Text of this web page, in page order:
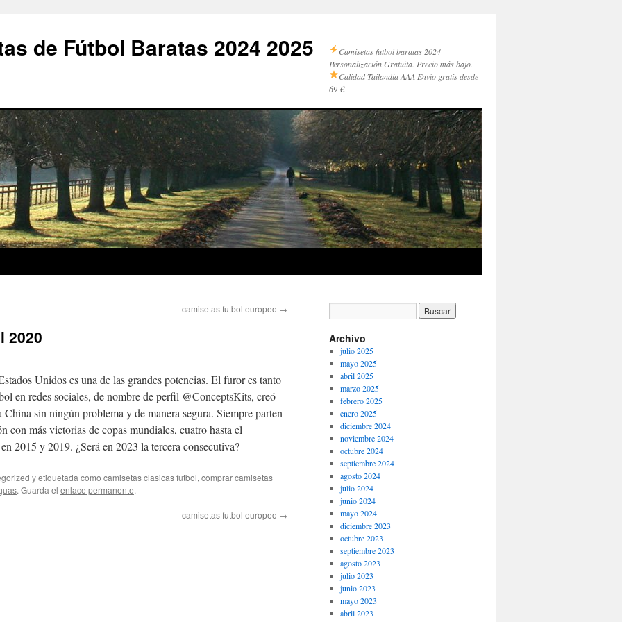
de Fútbol Baratas 2024 2025
Camisetas futbol baratas 2024
Personalización Gratuita. Precio más bajo.
Calidad Tailandia AAA Envío gratis desde
69 €.
camisetas futbol europeo →
2020
Unidos es una de las grandes potencias. El furor es tanto
en redes sociales, de nombre de perfil @ConceptsKits, creó
sin ningún problema y de manera segura. Siempre parten
con más victorias de copas mundiales, cuatro hasta el
2015 y 2019. ¿Será en 2023 la tercera consecutiva?
y etiquetada como camisetas clasicas futbol, comprar camisetas
. Guarda el enlace permanente.
camisetas futbol europeo →
Archivo
julio 2025
mayo 2025
abril 2025
marzo 2025
febrero 2025
enero 2025
diciembre 2024
noviembre 2024
octubre 2024
septiembre 2024
agosto 2024
julio 2024
junio 2024
mayo 2024
diciembre 2023
octubre 2023
septiembre 2023
agosto 2023
julio 2023
junio 2023
mayo 2023
abril 2023